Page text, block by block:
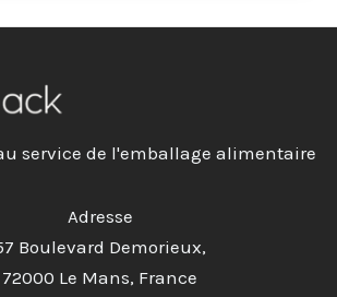
service de l'emballage alimentaire
Adresse
Boulevard Demorieux,
72000 Le Mans, France